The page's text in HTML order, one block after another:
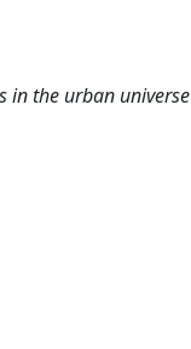
the urban